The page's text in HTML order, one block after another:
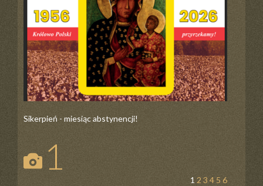
Sikerpień - miesiąc abstynencji!
1
1 2 3 4 5 6